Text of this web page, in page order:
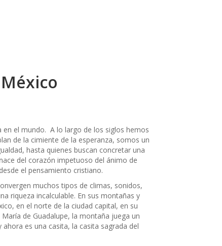
en el mundo. A lo largo de los siglos hemos
de la cimiente de la esperanza, somos un
hasta quienes buscan concretar una
del corazón impetuoso del ánimo de
el pensamiento cristiano.
muchos tipos de climas, sonidos,
riqueza incalculable. En sus montañas y
en el norte de la ciudad capital, en su
de Guadalupe, la montaña juega un
es una casita, la casita sagrada del